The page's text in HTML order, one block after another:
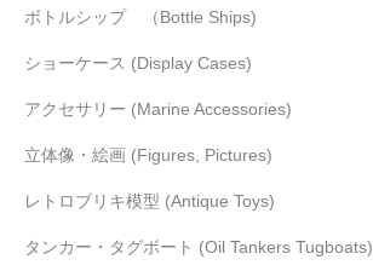
ボトルシップ （Bottle Ships)
ショーケース (Display Cases)
アクセサリー (Marine Accessories)
立体像・絵画 (Figures, Pictures)
レトロブリキ模型 (Antique Toys)
タンカー・タグボート (Oil Tankers Tugboats)